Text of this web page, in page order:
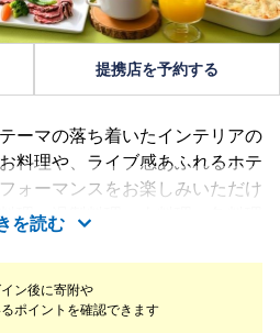
ン後に寄附や
ポイントを確認できます
提携店を予約する
ーマの落ち着いたインテリアの
料理や、ライブ感あふれるホテ
ォーマンスをお楽しみいただけ
理、温製料理、肉料理、魚料理
イッチ、フレンチトーストな
ございます。ビュッフェスタイ
なだけお楽しみください。シェ
ストビーフ他、シェフ特製料理
を読む